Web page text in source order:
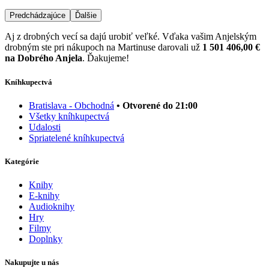
Predchádzajúce Ďalšie
Aj z drobných vecí sa dajú urobiť veľké. Vďaka vašim Anjelským
drobným ste pri nákupoch na Martinuse darovali už 1 501 406,00 €
na Dobrého Anjela. Ďakujeme!
Kníhkupectvá
Bratislava - Obchodná • Otvorené do 21:00
Všetky kníhkupectvá
Udalosti
Spriatelené kníhkupectvá
Kategórie
Knihy
E-knihy
Audioknihy
Hry
Filmy
Doplnky
Nakupujte u nás